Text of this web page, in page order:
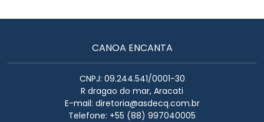
CANOA ENCANTA
CNPJ: 09.244.541/0001-30
R dragao do mar, Aracati
E-mail: diretoria@asdecq.com.br
Telefone: +55 (88) 997040005